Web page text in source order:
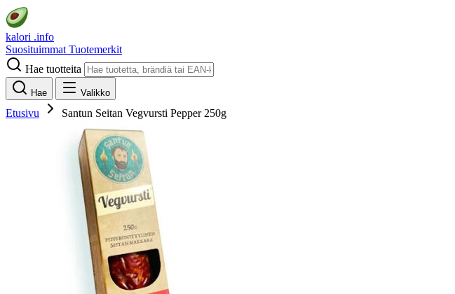
kalori .info
Suosituimmat Tuotemerkit
Hae tuotteita
Hae Valikko
Etusivu Santun Seitan Vegvursti Pepper 250g